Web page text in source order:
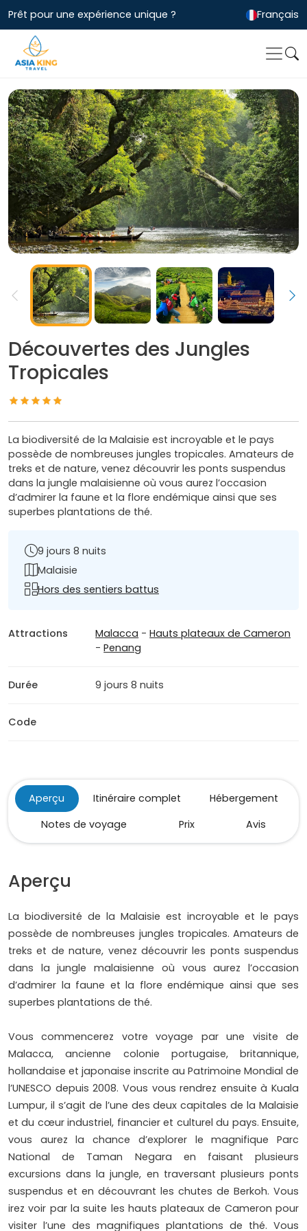
Prêt pour une expérience unique ? Français
Découvertes des Jungles
Tropicales
La biodiversité de la Malaisie est incroyable et le pays
possède de nombreuses jungles tropicales. Amateurs de
treks et de nature, venez découvrir les ponts suspendus
dans la jungle malaisienne où vous aurez l’occasion
d’admirer la faune et la flore endémique ainsi que ses
superbes plantations de thé.
9 jours 8 nuits
Malaisie
Hors des sentiers battus
Attractions Malacca -Hauts plateaux de Cameron
-Penang
Durée 9 jours 8 nuits
Code
Aperçu Itinéraire complet
Hébergement
Notes de voyage
Prix Avis
Aperçu
La biodiversité de la Malaisie est incroyable et le pays
possède de nombreuses jungles tropicales. Amateurs de
treks et de nature, venez découvrir les ponts suspendus
dans la jungle malaisienne où vous aurez l’occasion
d’admirer la faune et la flore endémique ainsi que ses
superbes plantations de thé.
Vous commencerez votre voyage par une visite de
Malacca, ancienne colonie portugaise, britannique,
hollandaise et japonaise inscrite au Patrimoine Mondial de
l’UNESCO depuis 2008. Vous vous rendrez ensuite à Kuala
Lumpur, il s’agit de l’une des deux capitales de la Malaisie
et du cœur industriel, financier et culturel du pays. Ensuite,
vous aurez la chance d’explorer le magnifique Parc
National de Taman Negara en faisant plusieurs
excursions dans la jungle, en traversant plusieurs ponts
suspendus et en découvrant les chutes de Berkoh. Vous
irez voir par la suite les hauts plateaux de Cameron pour
visiter l’une des magnifiques plantations de thé. Vous